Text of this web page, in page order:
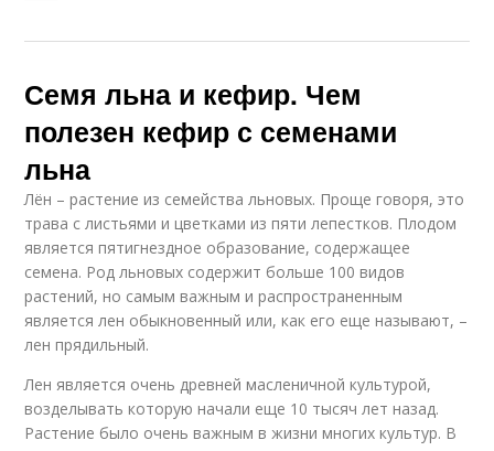
Семя льна и кефир. Чем
полезен кефир с семенами
льна
Лён – растение из семейства льновых. Проще говоря, это
трава с листьями и цветками из пяти лепестков. Плодом
является пятигнездное образование, содержащее
семена. Род льновых содержит больше 100 видов
растений, но самым важным и распространенным
является лен обыкновенный или, как его еще называют, –
лен прядильный.
Лен является очень древней масленичной культурой,
возделывать которую начали еще 10 тысяч лет назад.
Растение было очень важным в жизни многих культур. В